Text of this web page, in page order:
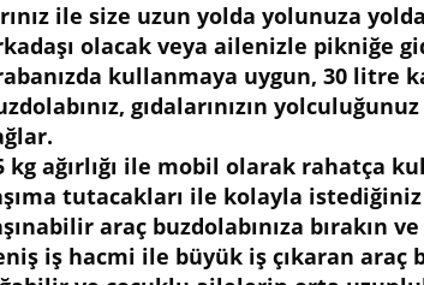
ile size uzun yolda yolunuza
olacak veya ailenizle pikniğe
kullanmaya uygun, 30 litre
gıdalarınızın
kg ağırlığı ile mobil olarak rahatça
tutacakları ile kolayla
araç buzdolabınıza bırakın
iş hacmi ile büyük iş çıkaran araç